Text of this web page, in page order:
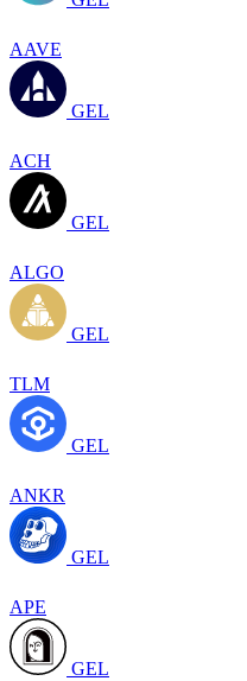
AAVE
GEL
ACH
GEL
ALGO
GEL
TLM
GEL
ANKR
GEL
APE
GEL